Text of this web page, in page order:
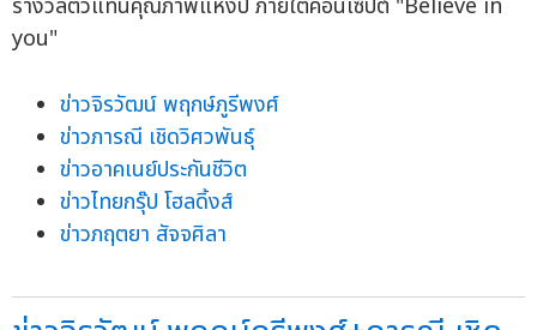
ข่าวจิรวัฒน์ พฤกษ์ภูรีพงศ์
ข่าวภารณี เชิดวิศวพันธุ์
ข่าวอาคเนย์ประกันชีวิต
ข่าวไทยกรุ๊ป โฮลดิ้งส์
ข่าวภฤตยา สัจจศิลา